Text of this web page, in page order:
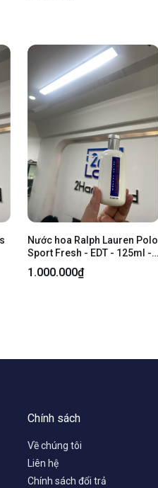
Nước hoa Ralph Lauren Polo
Sport Fresh - EDT - 125ml -
Kèm box
1.000.000₫
Chính sách
Về chúng tôi
Liên hệ
Chính sách đổi trả